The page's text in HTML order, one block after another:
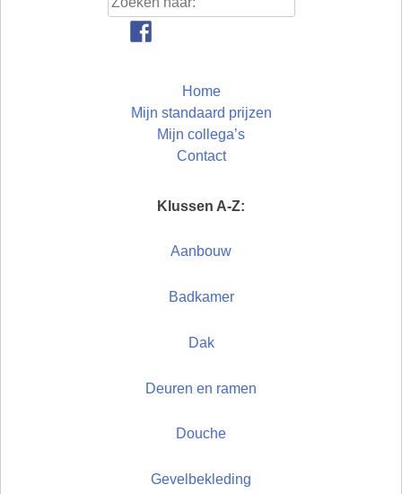
Home
Mijn standaard prijzen
Mijn collega’s
Contact
Klussen A-Z:
Aanbouw
Badkamer
Dak
Deuren en ramen
Douche
Gevelbekleding